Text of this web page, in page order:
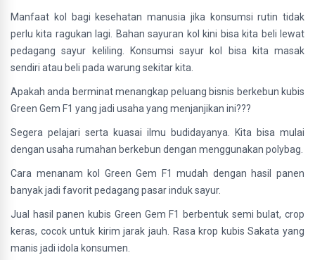
Manfaat kol bagi kesehatan manusia jika konsumsi rutin tidak
perlu kita ragukan lagi. Bahan sayuran kol kini bisa kita beli lewat
pedagang sayur keliling. Konsumsi sayur kol bisa kita masak
sendiri atau beli pada warung sekitar kita.
Apakah anda berminat menangkap peluang bisnis berkebun kubis
Green Gem F1 yang jadi usaha yang menjanjikan ini???
Segera pelajari serta kuasai ilmu budidayanya. Kita bisa mulai
dengan usaha rumahan berkebun dengan menggunakan polybag.
Cara menanam kol Green Gem F1 mudah dengan hasil panen
banyak jadi favorit pedagang pasar induk sayur.
Jual hasil panen kubis Green Gem F1 berbentuk semi bulat, crop
keras, cocok untuk kirim jarak jauh. Rasa krop kubis Sakata yang
manis jadi idola konsumen.